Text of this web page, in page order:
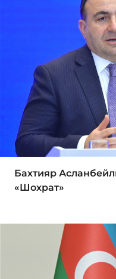
Бахтияр
«Шохрат»